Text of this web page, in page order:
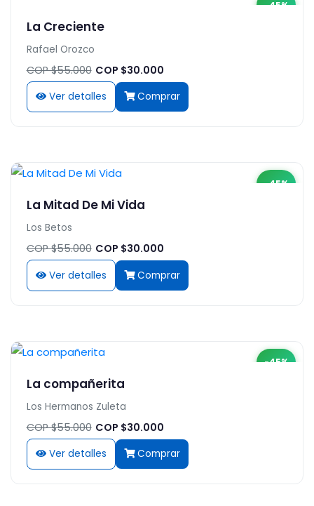
-45%
La Creciente
Rafael Orozco
COP $55.000 COP $30.000
Ver detalles Comprar
-45%
La Mitad De Mi Vida
Los Betos
COP $55.000 COP $30.000
Ver detalles Comprar
-45%
La compañerita
Los Hermanos Zuleta
COP $55.000 COP $30.000
Ver detalles Comprar